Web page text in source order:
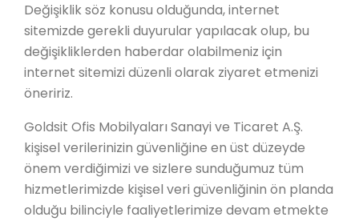
Değişiklik söz konusu olduğunda, internet
sitemizde gerekli duyurular yapılacak olup, bu
değişikliklerden haberdar olabilmeniz için
internet sitemizi düzenli olarak ziyaret etmenizi
öneririz.
Goldsit Ofis Mobilyaları Sanayi ve Ticaret A.Ş.
kişisel verilerinizin güvenliğine en üst düzeyde
önem verdiğimizi ve sizlere sunduğumuz tüm
hizmetlerimizde kişisel veri güvenliğinin ön planda
olduğu bilinciyle faaliyetlerimize devam etmekte